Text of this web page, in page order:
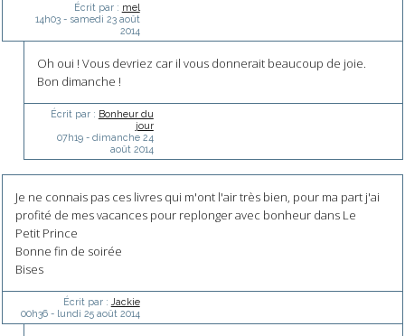
Écrit par : mel
14h03- samedi 23 août
2014
Oh oui ! Vous devriez car il vous donnerait beaucoup de joie.
Bon dimanche !
Écrit par : Bonheur du
jour
07h19- dimanche 24
août 2014
Je ne connais pas ces livres qui m'ont l'air très bien, pour ma part j'ai
profité de mes vacances pour replonger avec bonheur dans Le
Petit Prince
Bonne fin de soirée
Bises
Écrit par : Jackie
00h36- lundi 25 août 2014